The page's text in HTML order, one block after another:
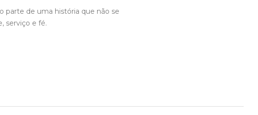
parte de uma história que não se
serviço e fé.